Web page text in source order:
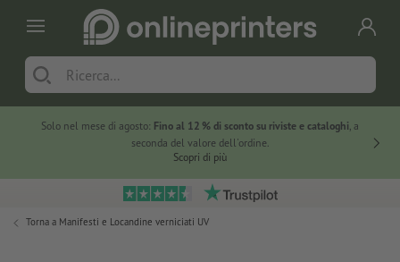
Solo nel mese di agosto: Fino al 12 % di sconto su riviste e cataloghi, a
seconda del valore dell'ordine.
Scopri di più
Torna a Manifesti e Locandine verniciati UV